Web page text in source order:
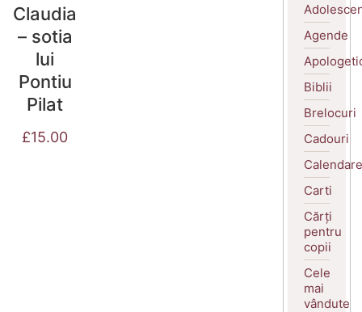
Claudia
– sotia
lui
Pontiu
Pilat
£15.00
Agende
Biblii
Brelocuri
Cadouri
Calendare
Carti
Cărți
pentru
copii
Cele
mai
vândute